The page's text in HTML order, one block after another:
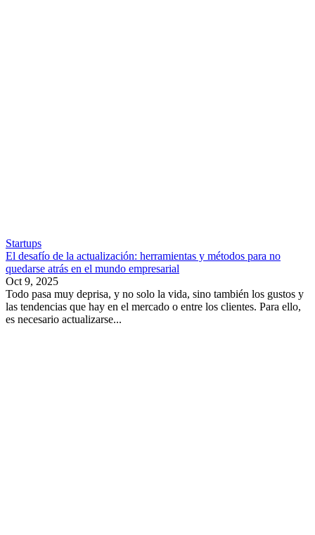
Startups
El desafío de la actualización: herramientas y métodos para no
quedarse atrás en el mundo empresarial
Oct 9, 2025
Todo pasa muy deprisa, y no solo la vida, sino también los gustos y
las tendencias que hay en el mercado o entre los clientes. Para ello,
es necesario actualizarse...